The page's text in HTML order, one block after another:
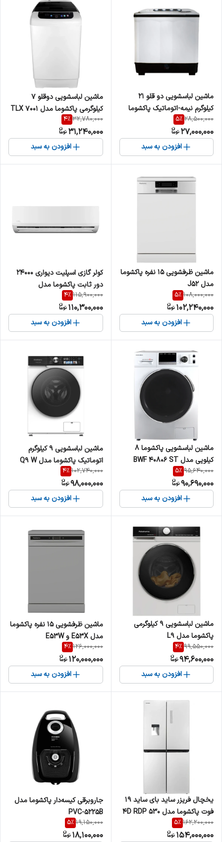
ماشین لباسشویی دو قلو 21
کیلوگرم نیمه-اتوماتیک پاکشوما
مدل FA21
28,500,000
5%
27,000,000
افزودن به سبد
ماشین لباسشویی دوقلو 7
کیلوگرمی پاکشوما مدل TLX 7001
W
32,780,000
4%
31,240,000
افزودن به سبد
ماشین ظرفشویی 15 نفره پاکشوما
مدل J52
108,000,000
5%
102,240,000
افزودن به سبد
کولر گازی اسپلیت دیواری 24000
دور ثابت پاکشوما مدل
MPB_24CHR1
115,900,000
4%
110,300,000
افزودن به سبد
ماشین لباسشویی پاکشوما 8
کیلویی مدل BWF 40806 ST
95,640,000
5%
90,690,000
افزودن به سبد
ماشین لباسشویی 9 کیلوگرم
اتوماتیک پاکشوما مدل Q9 W
102,740,000
4%
98,000,000
افزودن به سبد
ماشین لباسشویی 9 کیلوگرمی
پاکشوما مدل L9
99,550,000
4%
94,600,000
افزودن به سبد
ماشین ظرفشویی 15 نفره پاکشوما
مدل E53X و E53W
126,000,000
4%
120,000,000
افزودن به سبد
یخچال فریزر ساید بای ساید 19
فوت پاکشوما مدل 4D RDP 530
W
162,200,000
5%
154,000,000
جاروبرقی کیسه‌‎دار پاکشوما مدل
PVC-5225B
19,150,000
5%
18,100,000